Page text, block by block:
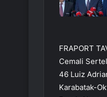
FRAPORT
Cemali
46 Luiz
Karabatak-